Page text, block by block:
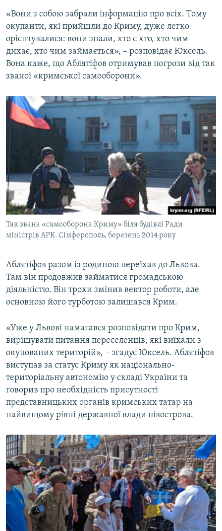
«Вони з собою забрали інформацію про всіх. Тому
окупанти, які прийшли до Криму, дуже легко
орієнтувалися: вони знали, хто є хто, хто чим
дихає, хто чим займається», – розповідає Юксель.
Вона каже, що Аблятіфов отримував погрози від так
званої «кримської самооборони».
Так звана «самооборона Криму» біля будівлі Ради
міністрів АРК. Сімферополь, березень 2014 року
Аблятіфов разом із родиною переїхав до Львова.
Там він продовжив займатися громадською
діяльністю. Він трохи змінив вектор роботи, але
основною його турботою залишався Крим.
«Уже у Львові намагався розповідати про Крим,
вирішувати питання переселенців, які виїхали з
окупованих територій», – згадує Юксель. Аблятіфов
виступав за статус Криму як національно-
територіальну автономію у складі України та
говорив про необхідність присутності
представницьких органів кримських татар на
найвищому рівні державної влади півострова.